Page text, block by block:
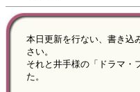
本日更新を行ない、書き込
さい。
それと井手様の「ドラマ・
た。